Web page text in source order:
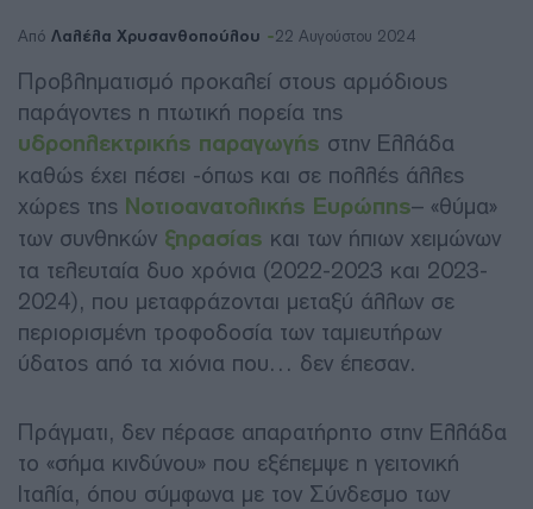
Από Λαλέλα Χρυσανθοπούλου 22 Αυγούστου 2024
Προβληματισμό προκαλεί στους αρμόδιους
παράγοντες η πτωτική πορεία της
υδροηλεκτρικής παραγωγής στην Ελλάδα
καθώς έχει πέσει -όπως και σε πολλές άλλες
χώρες της Νοτιοανατολικής Ευρώπης– «θύμα»
των συνθηκών ξηρασίας και των ήπιων χειμώνων
τα τελευταία δυο χρόνια (2022-2023 και 2023-
2024), που μεταφράζονται μεταξύ άλλων σε
περιορισμένη τροφοδοσία των ταμιευτήρων
ύδατος από τα χιόνια που… δεν έπεσαν.
Πράγματι, δεν πέρασε απαρατήρητο στην Ελλάδα
το «σήμα κινδύνου» που εξέπεμψε η γειτονική
Ιταλία, όπου σύμφωνα με τον Σύνδεσμο των